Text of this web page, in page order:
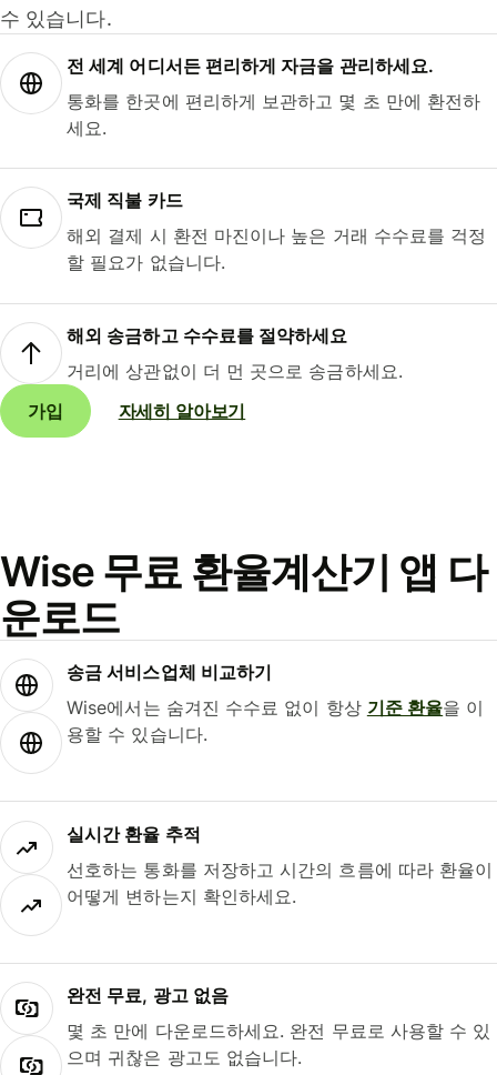
수 있습니다.
전 세계 어디서든 편리하게 자금을 관리하세요.
통화를 한곳에 편리하게 보관하고 몇 초 만에 환전하
세요.
국제 직불 카드
해외 결제 시 환전 마진이나 높은 거래 수수료를 걱정
할 필요가 없습니다.
해외 송금하고 수수료를 절약하세요
거리에 상관없이 더 먼 곳으로 송금하세요.
가입
자세히 알아보기
Wise 무료 환율계산기 앱 다
운로드
송금 서비스업체 비교하기
Wise에서는 숨겨진 수수료 없이 항상 기준 환율을 이
용할 수 있습니다.
실시간 환율 추적
선호하는 통화를 저장하고 시간의 흐름에 따라 환율이
어떻게 변하는지 확인하세요.
완전 무료, 광고 없음
몇 초 만에 다운로드하세요. 완전 무료로 사용할 수 있
으며 귀찮은 광고도 없습니다.